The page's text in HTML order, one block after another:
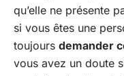
qu’elle ne présente
si vous êtes une
toujours demander
vous avez un doute